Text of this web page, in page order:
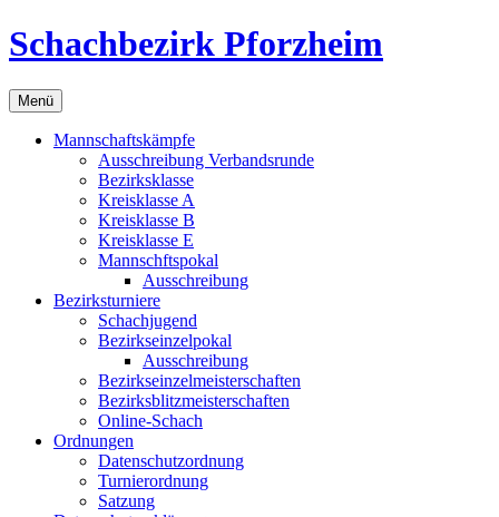
Zum
Inhalt
Schachbezirk Pforzheim
Menü
Mannschaftskämpfe
Ausschreibung Verbandsrunde
Bezirksklasse
Kreisklasse A
Kreisklasse B
Kreisklasse E
Mannschftspokal
Ausschreibung
Bezirksturniere
Schachjugend
Bezirkseinzelpokal
Ausschreibung
Bezirkseinzelmeisterschaften
Bezirksblitzmeisterschaften
Online-Schach
Ordnungen
Datenschutzordnung
Turnierordnung
Satzung